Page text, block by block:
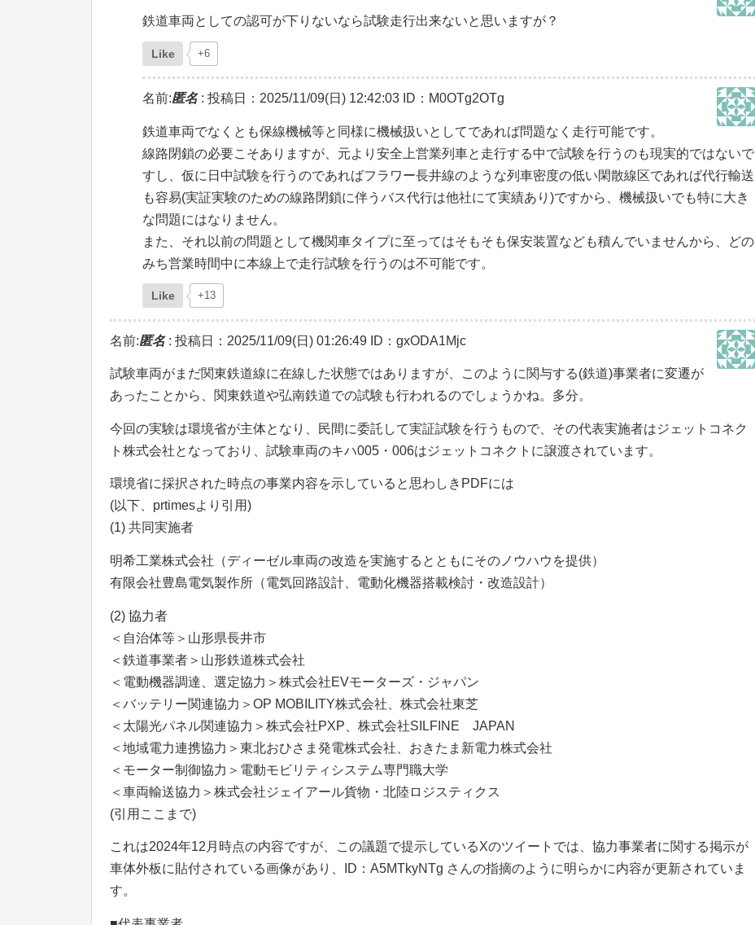
鉄道車両としての認可が下りないなら試験走行出来ないと思いますが？
Like +6
名前:匿名: 投稿日：2025/11/09(日) 12:42:03 ID：M0OTg2OTg
鉄道車両でなくとも保線機械等と同様に機械扱いとしてであれば問題なく走行可能です。
線路閉鎖の必要こそありますが、元より安全上営業列車と走行する中で試験を行うのも現実的ではないで
すし、仮に日中試験を行うのであればフラワー長井線のような列車密度の低い閑散線区であれば代行輸送
も容易(実証実験のための線路閉鎖に伴うバス代行は他社にて実績あり)ですから、機械扱いでも特に大き
な問題にはなりません。
また、それ以前の問題として機関車タイプに至ってはそもそも保安装置なども積んでいませんから、どの
みち営業時間中に本線上で走行試験を行うのは不可能です。
Like +13
名前:匿名: 投稿日：2025/11/09(日) 01:26:49 ID：gxODA1Mjc
試験車両がまだ関東鉄道線に在線した状態ではありますが、このように関与する(鉄道)事業者に変遷が
あったことから、関東鉄道や弘南鉄道での試験も行われるのでしょうかね。多分。
今回の実験は環境省が主体となり、民間に委託して実証試験を行うもので、その代表実施者はジェットコネク
ト株式会社となっており、試験車両のキハ005・006はジェットコネクトに譲渡されています。
環境省に採択された時点の事業内容を示していると思わしきPDFには
(以下、prtimesより引用)
(1) 共同実施者
明希工業株式会社（ディーゼル車両の改造を実施するとともにそのノウハウを提供）
有限会社豊島電気製作所（電気回路設計、電動化機器搭載検討・改造設計）
(2) 協力者
＜自治体等＞山形県長井市
＜鉄道事業者＞山形鉄道株式会社
＜電動機器調達、選定協力＞株式会社EVモーターズ・ジャパン
＜バッテリー関連協力＞OP MOBILITY株式会社、株式会社東芝
＜太陽光パネル関連協力＞株式会社PXP、株式会社SILFINE JAPAN
＜地域電力連携協力＞東北おひさま発電株式会社、おきたま新電力株式会社
＜モーター制御協力＞電動モビリティシステム専門職大学
＜車両輸送協力＞株式会社ジェイアール貨物・北陸ロジスティクス
(引用ここまで)
これは2024年12月時点の内容ですが、この議題で提示しているXのツイートでは、協力事業者に関する掲示が
車体外板に貼付されている画像があり、ID：A5MTkyNTg さんの指摘のように明らかに内容が更新されていま
す。